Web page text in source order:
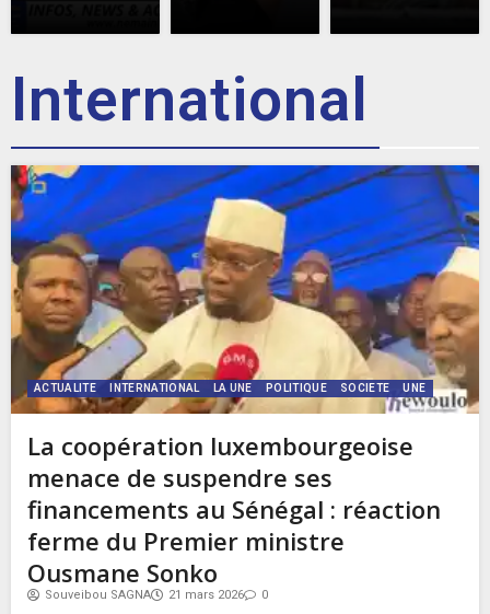
International
ACTUALITE INTERNATIONAL LA UNE POLITIQUE SOCIETE UNE
La coopération luxembourgeoise
menace de suspendre ses
financements au Sénégal : réaction
ferme du Premier ministre
Ousmane Sonko
Souveibou SAGNA 21 mars 2026 0